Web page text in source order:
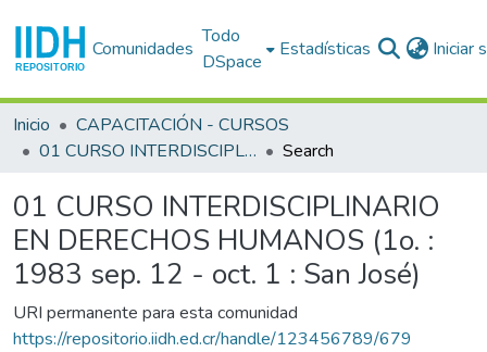
Comunidades
Todo
DSpace
Estadísticas Iniciar
Inicio
CAPACITACIÓN - CURSOS
01 CURSO INTERDISCIPLINARIO EN DERECHOS HUMANOS (1o. : 1983 sep. 12 - oct. 1 : San José)
Search
01 CURSO INTERDISCIPLINARIO
EN DERECHOS HUMANOS (1o. :
1983 sep. 12 - oct. 1 : San José)
URI permanente para esta comunidad
https://repositorio.iidh.ed.cr/handle/123456789/679